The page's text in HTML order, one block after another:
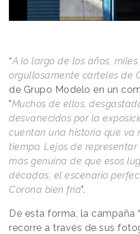
“A lo largo de los años,
orgullosamente carteles de
de Grupo Modelo en un
"Muchos de ellos,
desvanecidos por la
cuentan una historia que
tiempo. Lejos de
más genuina de que esos
décadas, el escenario
Corona bien fría".
De esta forma, la campaña
recorre a través de sus